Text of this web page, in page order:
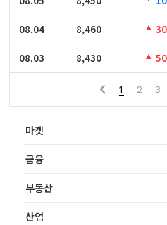
08.04
08.03
08.04 8,460 30
08.03 8,430 50
1 2 3
마켓
금융
부동산
산업